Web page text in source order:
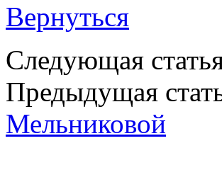
Вернуться
Следующая
Предыдущая
Мельниковой